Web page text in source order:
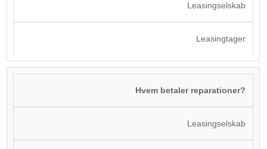
Leasingselskab
Leasingtager
Hvem betaler reparationer?
Leasingselskab